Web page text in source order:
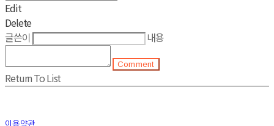
Edit
Delete
글쓴이
내용
Comment
Return To List
이용약관